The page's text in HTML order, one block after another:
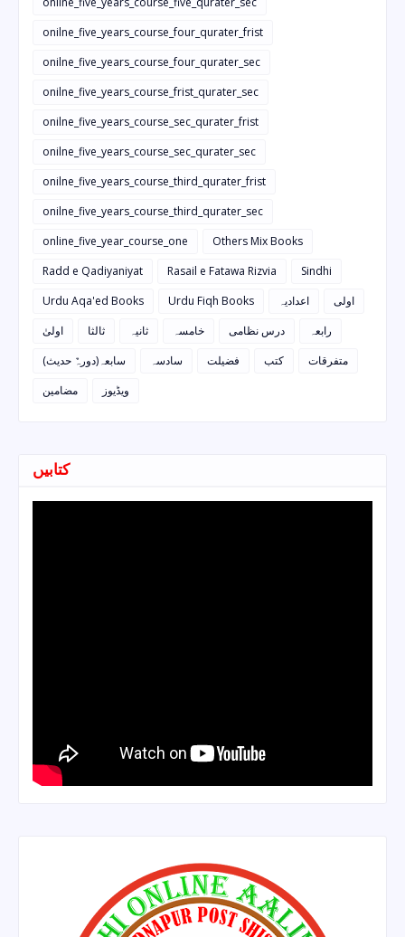
onilne_five_years_course_four_qurater_frist
onilne_five_years_course_four_qurater_sec
onilne_five_years_course_frist_qurater_sec
onilne_five_years_course_sec_qurater_frist
onilne_five_years_course_sec_qurater_sec
onilne_five_years_course_third_qurater_frist
onilne_five_years_course_third_qurater_sec
online_five_year_course_one
Others Mix Books
Radd e Qadiyaniyat
Rasail e Fatawa Rizvia
Sindhi
Urdu Aqa'ed Books
Urdu Fiqh Books اعدادیہ
اولی
اولیٰ
ثالثا ثانیہ خامسہ درس نظامی
رابعہ
سابعہ(دورہٌ حدیث)
سادسہ فضیلت کتب
متفرقات
مضامین
ویڈیوز
کتابیں